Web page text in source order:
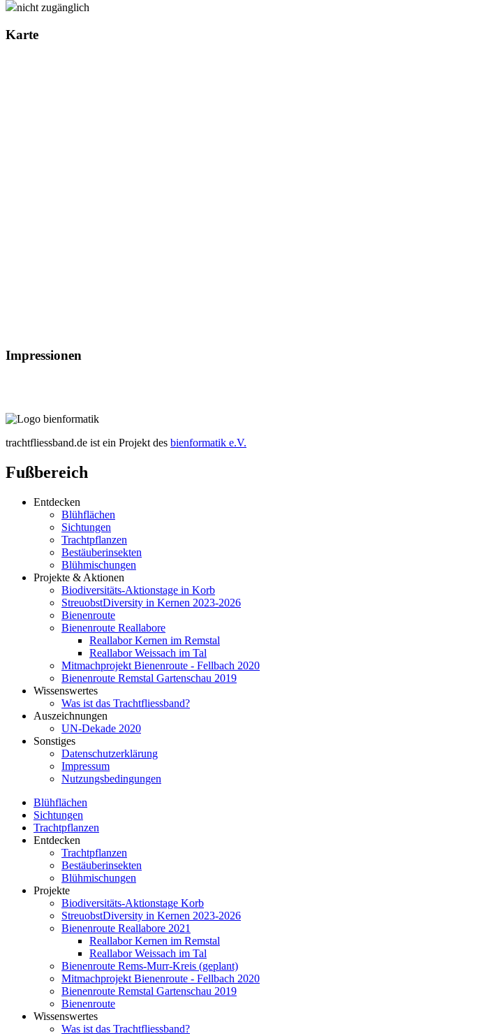
nicht zugänglich
Karte
Impressionen
trachtfliessband.de ist ein Projekt des bienformatik e.V.
Fußbereich
Entdecken
Blühflächen
Sichtungen
Trachtpflanzen
Bestäuberinsekten
Blühmischungen
Projekte & Aktionen
Biodiversitäts-Aktionstage in Korb
StreuobstDiversity in Kernen 2023-2026
Bienenroute
Bienenroute Reallabore
Reallabor Kernen im Remstal
Reallabor Weissach im Tal
Mitmachprojekt Bienenroute - Fellbach 2020
Bienenroute Remstal Gartenschau 2019
Wissenswertes
Was ist das Trachtfliessband?
Auszeichnungen
UN-Dekade 2020
Sonstiges
Datenschutzerklärung
Impressum
Nutzungsbedingungen
Blühflächen
Sichtungen
Trachtpflanzen
Entdecken
Trachtpflanzen
Bestäuberinsekten
Blühmischungen
Projekte
Biodiversitäts-Aktionstage Korb
StreuobstDiversity in Kernen 2023-2026
Bienenroute Reallabore 2021
Reallabor Kernen im Remstal
Reallabor Weissach im Tal
Bienenroute Rems-Murr-Kreis (geplant)
Mitmachprojekt Bienenroute - Fellbach 2020
Bienenroute Remstal Gartenschau 2019
Bienenroute
Wissenswertes
Was ist das Trachtfliessband?